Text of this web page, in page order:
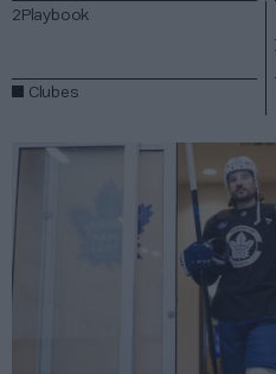
2Playbook
Clubes